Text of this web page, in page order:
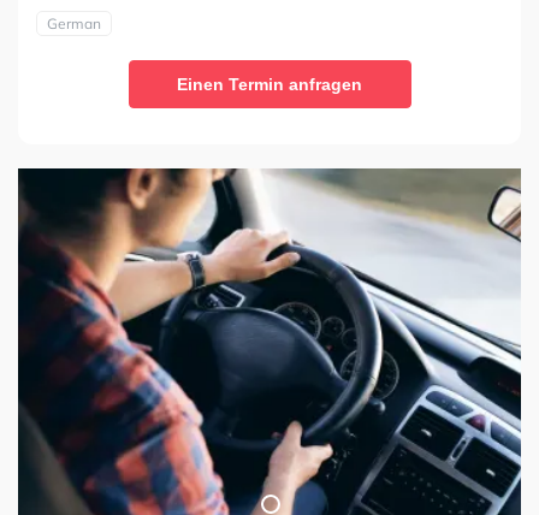
German
Einen Termin anfragen